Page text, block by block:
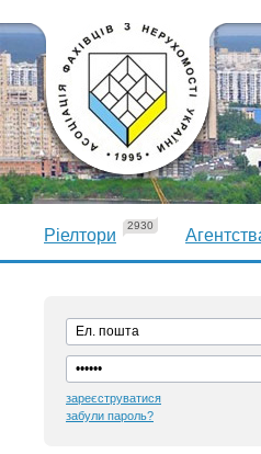
Ріелтори
2930
зареєструватися
забули пароль?